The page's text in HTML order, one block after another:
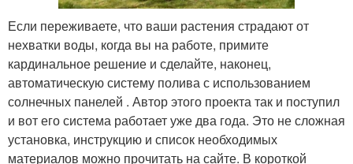
Если переживаете, что ваши растения страдают от
нехватки воды, когда вы на работе, примите
кардинальное решение и сделайте, наконец,
автоматическую систему полива с использованием
солнечных панелей . Автор этого проекта так и поступил
и вот его система работает уже два года. Это не сложная
установка, инструкцию и список необходимых
материалов можно прочитать на сайте. В короткой